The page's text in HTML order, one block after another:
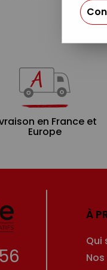
en France et
Europe
À
Qui